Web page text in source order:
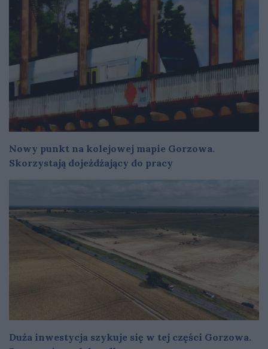
Nowy punkt na kolejowej mapie Gorzowa.
Skorzystają dojeżdżający do pracy
Duża inwestycja szykuje się w tej części Gorzowa.